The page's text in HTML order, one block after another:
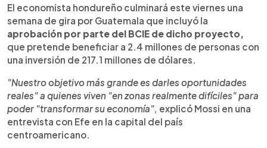
El economista hondureño culminará este viernes una
semana de gira por Guatemala que incluyó la
aprobación por parte del BCIE de dicho proyecto,
que pretende beneficiar a 2.4 millones de personas con
una inversión de 217.1 millones de dólares.
"Nuestro objetivo más grande es darles oportunidades
reales" a quienes viven "en zonas realmente difíciles" para
poder "transformar su economía", explicó Mossi en una
entrevista con Efe en la capital del país
centroamericano.